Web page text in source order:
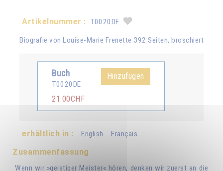
Artikelnummer : T0020DE
Biografie von Louise-Marie Frenette 392 Seiten, broschiert
Buch
T0020DE
21.00CHF
Hinzufügen
erhältlich in : English Français
Zusammenfassung
Wenn wir »geistiger Meister« hören, denken wir zuerst an die